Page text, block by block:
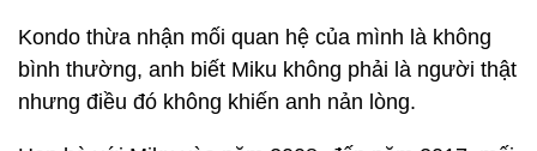
Kondo thừa nhận mối quan hệ của mình là không
bình thường, anh biết Miku không phải là người thật
nhưng điều đó không khiến anh nản lòng.